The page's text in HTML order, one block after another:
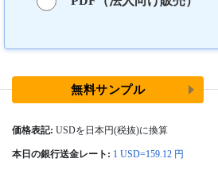
無料サンプル
価格表記: USDを日本円(税抜)に換算
本日の銀行送金レート: 1 USD=159.12 円